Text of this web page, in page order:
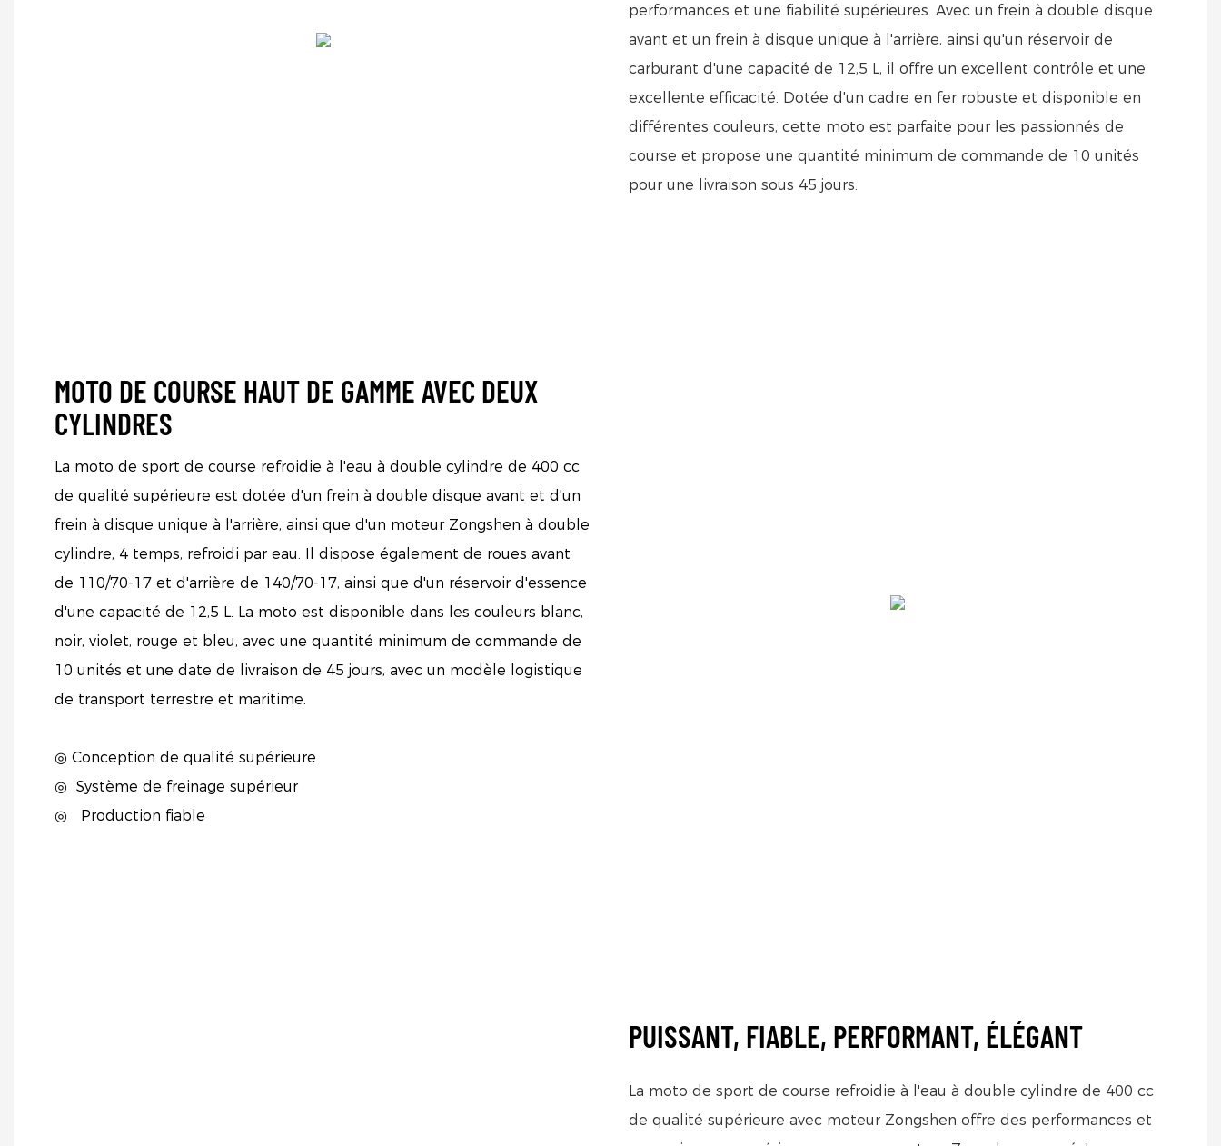
performances et une fiabilité supérieures. Avec un frein à double disque
avant et un frein à disque unique à l'arrière, ainsi qu'un réservoir de
carburant d'une capacité de 12,5 L, il offre un excellent contrôle et une
excellente efficacité. Dotée d'un cadre en fer robuste et disponible en
différentes couleurs, cette moto est parfaite pour les passionnés de
course et propose une quantité minimum de commande de 10 unités
pour une livraison sous 45 jours.
MOTO DE COURSE HAUT DE GAMME AVEC DEUX
CYLINDRES
La moto de sport de course refroidie à l'eau à double cylindre de 400 cc
de qualité supérieure est dotée d'un frein à double disque avant et d'un
frein à disque unique à l'arrière, ainsi que d'un moteur Zongshen à double
cylindre, 4 temps, refroidi par eau. Il dispose également de roues avant
de 110/70-17 et d'arrière de 140/70-17, ainsi que d'un réservoir d'essence
d'une capacité de 12,5 L. La moto est disponible dans les couleurs blanc,
noir, violet, rouge et bleu, avec une quantité minimum de commande de
10 unités et une date de livraison de 45 jours, avec un modèle logistique
de transport terrestre et maritime.
◎ Conception de qualité supérieure
◎ Système de freinage supérieur
◎
Production fiable
PUISSANT, FIABLE, PERFORMANT, ÉLÉGANT
La moto de sport de course refroidie à l'eau à double cylindre de 400 cc
de qualité supérieure avec moteur Zongshen offre des performances et